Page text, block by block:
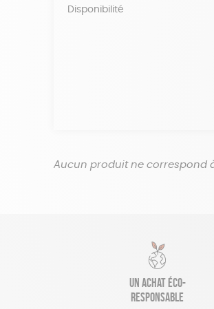
Disponibilité
Aucun produit ne correspond
Un achat éco-
responsable